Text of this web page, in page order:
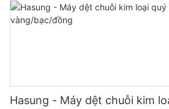
Hasung - Máy dệt chuỗi kim